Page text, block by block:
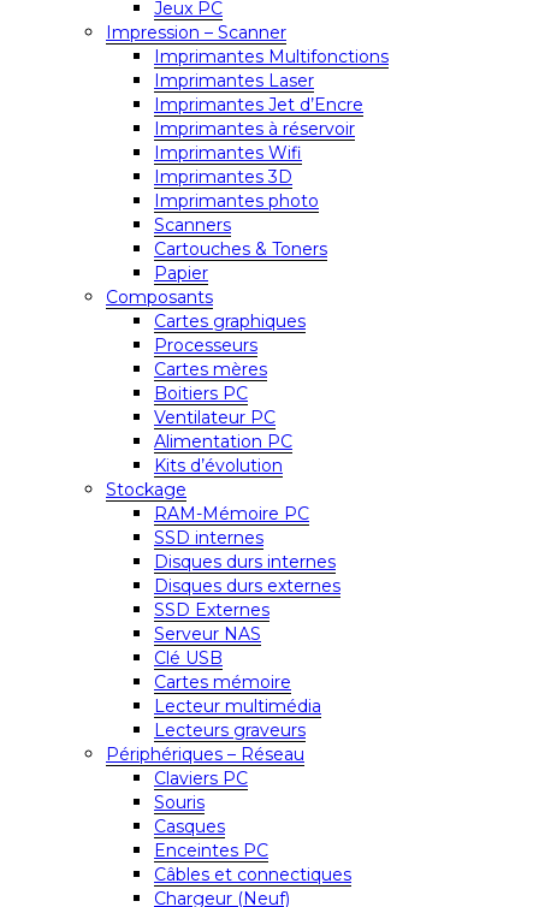
Jeux PC
Impression – Scanner
Imprimantes Multifonctions
Imprimantes Laser
Imprimantes Jet d’Encre
Imprimantes à réservoir
Imprimantes Wifi
Imprimantes 3D
Imprimantes photo
Scanners
Cartouches & Toners
Papier
Composants
Cartes graphiques
Processeurs
Cartes mères
Boitiers PC
Ventilateur PC
Alimentation PC
Kits d’évolution
Stockage
RAM-Mémoire PC
SSD internes
Disques durs internes
Disques durs externes
SSD Externes
Serveur NAS
Clé USB
Cartes mémoire
Lecteur multimédia
Lecteurs graveurs
Périphériques – Réseau
Claviers PC
Souris
Casques
Enceintes PC
Câbles et connectiques
Chargeur (Neuf)